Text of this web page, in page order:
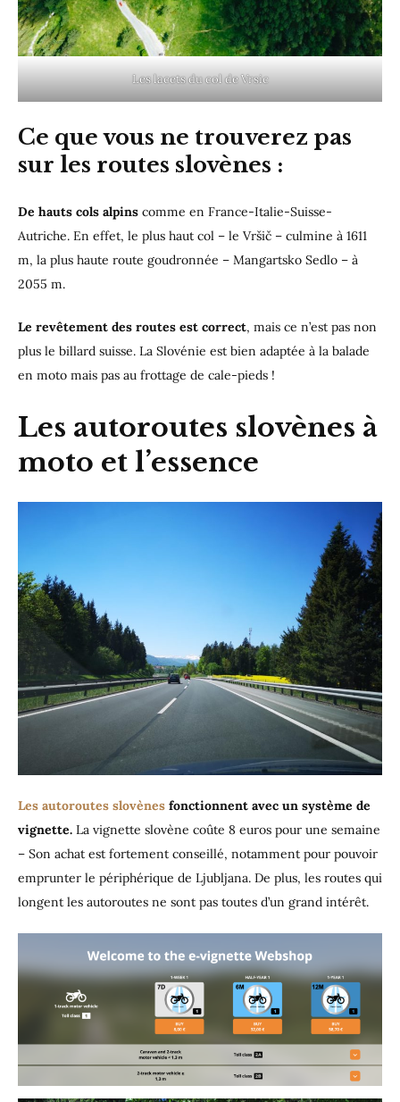
Les lacets du col de Vrsic
Ce que vous ne trouverez pas
sur les routes slovènes :
De hauts cols alpins comme en France-Italie-Suisse-
Autriche. En effet, le plus haut col – le Vršič – culmine à 1611
m, la plus haute route goudronnée – Mangartsko Sedlo – à
2055 m.
Le revêtement des routes est correct, mais ce n’est pas non
plus le billard suisse. La Slovénie est bien adaptée à la balade
en moto mais pas au frottage de cale-pieds !
Les autoroutes slovènes à
moto et l’essence
Les autoroutes slovènes fonctionnent avec un système de
vignette. La vignette slovène coûte 8 euros pour une semaine
– Son achat est fortement conseillé, notamment pour pouvoir
emprunter le périphérique de Ljubljana. De plus, les routes qui
longent les autoroutes ne sont pas toutes d’un grand intérêt.